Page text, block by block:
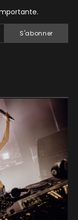
S'abonner